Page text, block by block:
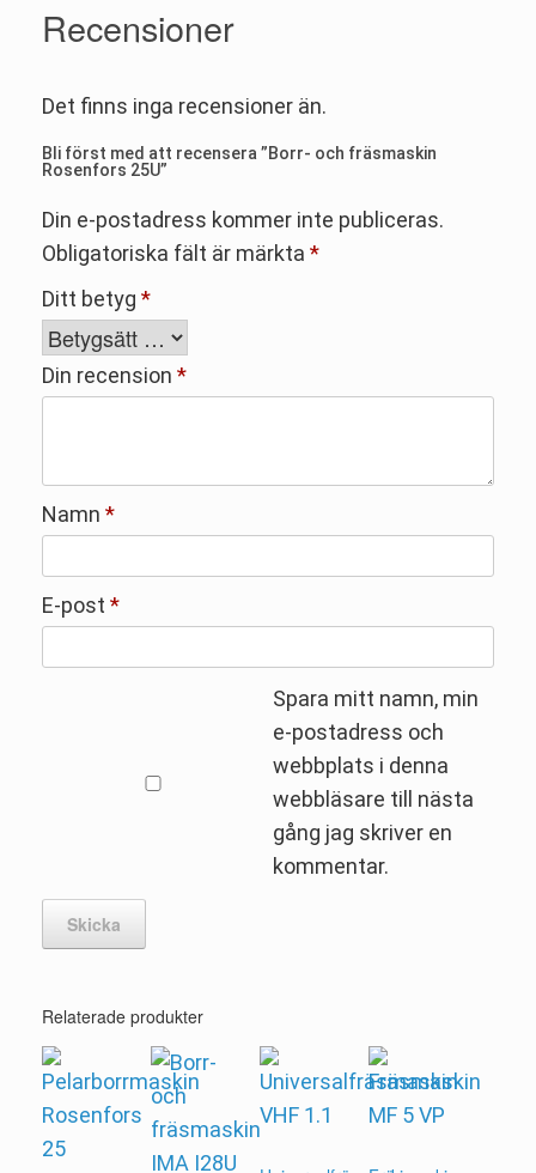
Recensioner
Det finns inga recensioner än.
Bli först med att recensera ”Borr- och fräsmaskin
Rosenfors 25U”
Din e-postadress kommer inte publiceras.
Obligatoriska fält är märkta *
Ditt betyg *
Din recension *
Namn *
E-post *
Spara mitt namn, min
e-postadress och
webbplats i denna
webbläsare till nästa
gång jag skriver en
kommentar.
Relaterade produkter